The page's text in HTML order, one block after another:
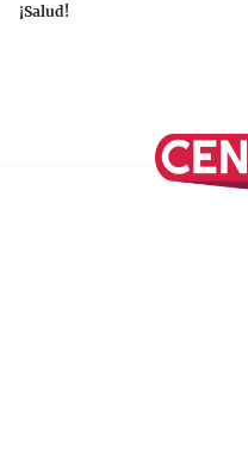
¡Salud!